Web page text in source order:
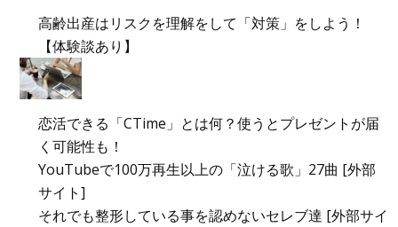
高齢出産はリスクを理解をして「対策」をしよう！
【体験談あり】
恋活できる「CTime」とは何？使うとプレゼントが届
く可能性も！
YouTubeで100万再生以上の「泣ける歌」27曲 [外部
サイト]
それでも整形している事を認めないセレブ達 [外部サイ